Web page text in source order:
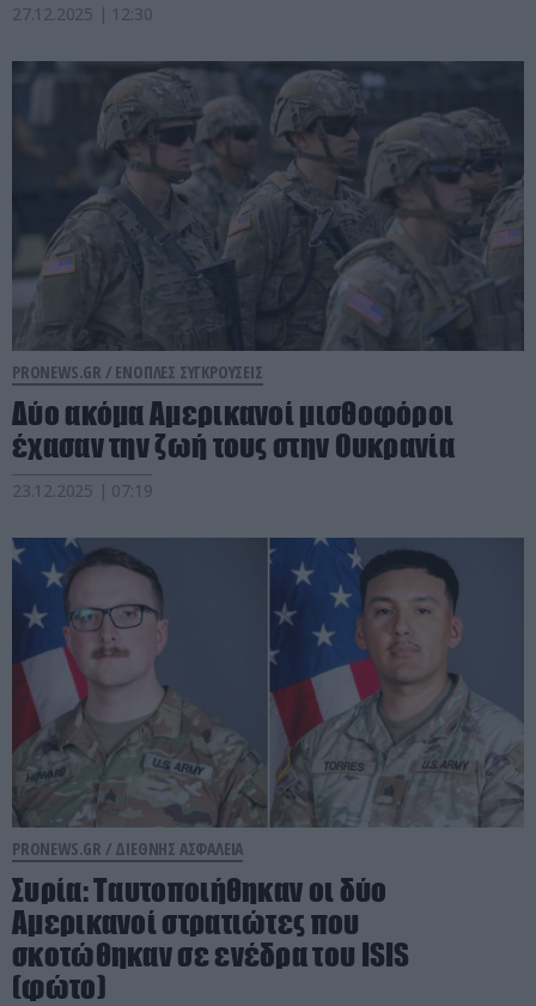
27.12.2025 | 12:30
PRONEWS.GR / ΕΝΟΠΛΕΣ ΣΥΓΚΡΟΥΣΕΙΣ
Δύο ακόμα Αμερικανοί μισθοφόροι
έχασαν την ζωή τους στην Ουκρανία
23.12.2025 | 07:19
PRONEWS.GR / ΔΙΕΘΝΗΣ ΑΣΦΑΛΕΙΑ
Συρία: Ταυτοποιήθηκαν οι δύο
Αμερικανοί στρατιώτες που
σκοτώθηκαν σε ενέδρα του ISIS
(φώτο)